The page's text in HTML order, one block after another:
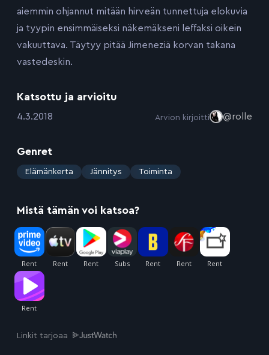
aiemmin ohjannut mitään hirveän tunnettuja elokuvia
ja tyypin ensimmäiseksi näkemäkseni leffaksi oikein
vakuuttava. Täytyy pitää Jimeneziä korvan takana
vastedeskin.
Katsottu ja arvioitu
:4.3.2018 Arvion kirjoitti @rolle
Genret
: Elämänkerta Jännitys Toiminta
Mistä tämän voi katsoa?
Linkit tarjoaa